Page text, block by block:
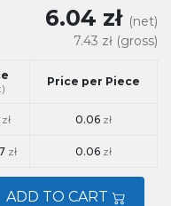
6.04 zł (net)
7.43 zł (gross)
Price per Piece
zł 0.06 zł
zł 0.06 zł
ADD TO CART